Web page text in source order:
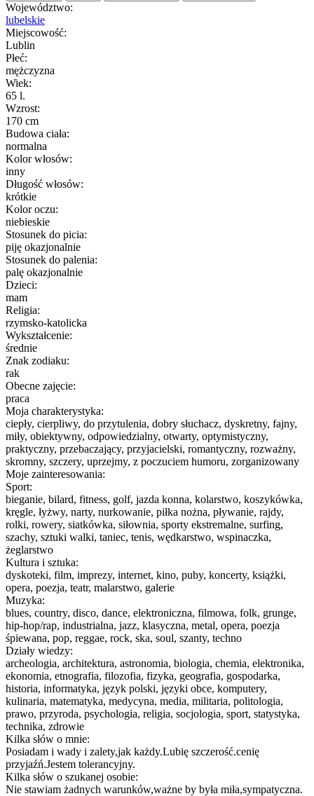
Województwo:
lubelskie
Miejscowość:
Lublin
Płeć:
mężczyzna
Wiek:
65 l.
Wzrost:
170 cm
Budowa ciała:
normalna
Kolor włosów:
inny
Długość włosów:
krótkie
Kolor oczu:
niebieskie
Stosunek do picia:
piję okazjonalnie
Stosunek do palenia:
palę okazjonalnie
Dzieci:
mam
Religia:
rzymsko-katolicka
Wykształcenie:
średnie
Znak zodiaku:
rak
Obecne zajęcie:
praca
Moja charakterystyka:
ciepły, cierpliwy, do przytulenia, dobry słuchacz, dyskretny, fajny,
miły, obiektywny, odpowiedzialny, otwarty, optymistyczny,
praktyczny, przebaczający, przyjacielski, romantyczny, rozważny,
skromny, szczery, uprzejmy, z poczuciem humoru, zorganizowany
Moje zainteresowania:
Sport:
bieganie, bilard, fitness, golf, jazda konna, kolarstwo, koszykówka,
kręgle, łyżwy, narty, nurkowanie, piłka nożna, pływanie, rajdy,
rolki, rowery, siatkówka, siłownia, sporty ekstremalne, surfing,
szachy, sztuki walki, taniec, tenis, wędkarstwo, wspinaczka,
żeglarstwo
Kultura i sztuka:
dyskoteki, film, imprezy, internet, kino, puby, koncerty, książki,
opera, poezja, teatr, malarstwo, galerie
Muzyka:
blues, country, disco, dance, elektroniczna, filmowa, folk, grunge,
hip-hop/rap, industrialna, jazz, klasyczna, metal, opera, poezja
śpiewana, pop, reggae, rock, ska, soul, szanty, techno
Działy wiedzy:
archeologia, architektura, astronomia, biologia, chemia, elektronika,
ekonomia, etnografia, filozofia, fizyka, geografia, gospodarka,
historia, informatyka, język polski, języki obce, komputery,
kulinaria, matematyka, medycyna, media, militaria, politologia,
prawo, przyroda, psychologia, religia, socjologia, sport, statystyka,
technika, zdrowie
Kilka słów o mnie:
Posiadam i wady i zalety,jak każdy.Lubię szczerość.cenię
przyjaźń.Jestem tolerancyjny.
Kilka słów o szukanej osobie:
Nie stawiam żadnych warunków,ważne by była miła,sympatyczna.